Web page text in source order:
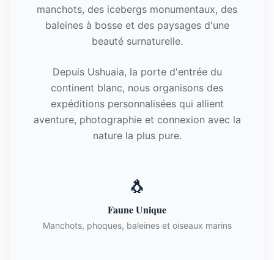
manchots, des icebergs monumentaux, des
baleines à bosse et des paysages d'une
beauté surnaturelle.
Depuis Ushuaia, la porte d'entrée du
continent blanc, nous organisons des
expéditions personnalisées qui allient
aventure, photographie et connexion avec la
nature la plus pure.
🐧
Faune Unique
Manchots, phoques, baleines et oiseaux marins